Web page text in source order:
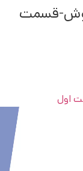
فروش-قسمت